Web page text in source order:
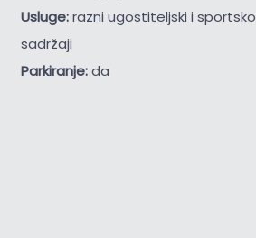
Usluge:razni ugostiteljski i
sadržaji
Parkiranje:da